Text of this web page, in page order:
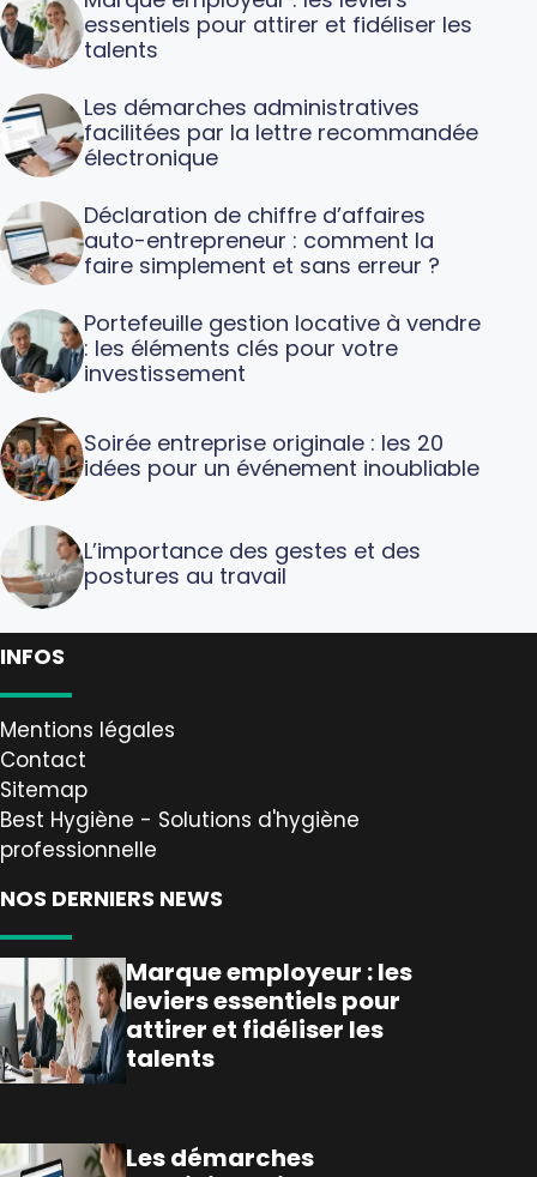
essentiels pour attirer et fidéliser les
talents
Les démarches administratives
facilitées par la lettre recommandée
électronique
Déclaration de chiffre d’affaires
auto-entrepreneur : comment la
faire simplement et sans erreur ?
Portefeuille gestion locative à vendre
: les éléments clés pour votre
investissement
Soirée entreprise originale : les 20
idées pour un événement inoubliable
L’importance des gestes et des
postures au travail
INFOS
Mentions légales
Contact
Sitemap
Best Hygiène - Solutions d'hygiène
professionnelle
NOS DERNIERS NEWS
Marque employeur : les
leviers essentiels pour
attirer et fidéliser les
talents
Les démarches